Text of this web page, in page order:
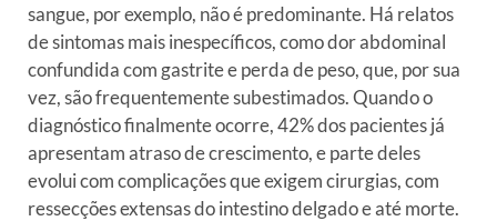
sangue, porexemplo, não é predominante. Há relatos
de sintomas maisinespecíficos, como dor abdominal
confundida com gastrite e perda depeso, que, por sua
vez, são frequentemente subestimados. Quando o
diagnóstico finalmente ocorre, 42% dos pacientes já
apresentam atrasode crescimento, e parte deles
evolui com complicações que exigemcirurgias, com
ressecções extensas do intestino delgado e até morte.